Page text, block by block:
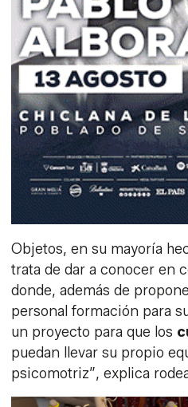
Objetos, en su mayoría
trata de dar a conocer en
donde, además de
personal formación para
un proyecto para que los
puedan llevar su propio
psicomotriz”, explica